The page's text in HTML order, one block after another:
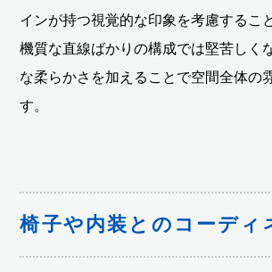
インが持つ視覚的な印象を考慮するこ
機質な直線ばかりの構成では堅苦しく
な柔らかさを加えることで空間全体の
す。
椅子や内装とのコーディ